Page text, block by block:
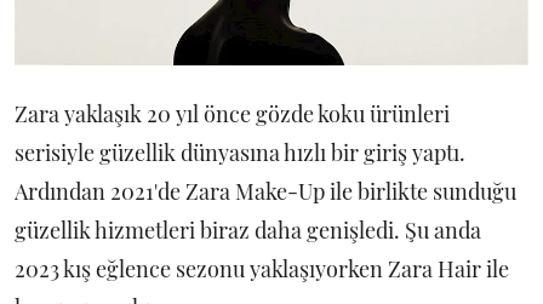
Zara yaklaşık 20 yıl önce gözde koku ürünleri
serisiyle güzellik dünyasına hızlı bir giriş yaptı.
Ardından 2021'de Zara Make-Up ile birlikte sunduğu
güzellik hizmetleri biraz daha genişledi. Şu anda
2023 kış eğlence sezonu yaklaşıyorken Zara Hair ile